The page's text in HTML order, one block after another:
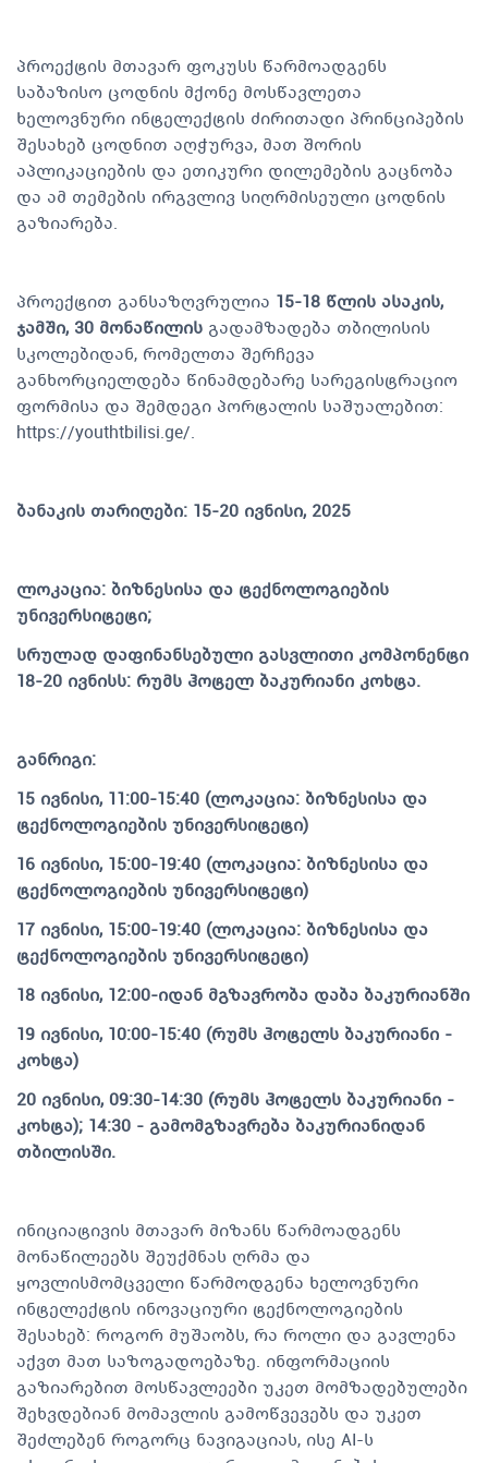
პროექტის მთავარ ფოკუსს წარმოადგენს
საბაზისო ცოდნის მქონე მოსწავლეთა
ხელოვნური ინტელექტის ძირითადი პრინციპების
შესახებ ცოდნით აღჭურვა, მათ შორის
აპლიკაციების და ეთიკური დილემების გაცნობა
და ამ თემების ირგვლივ სიღრმისეული ცოდნის
გაზიარება.
პროექტით განსაზღვრულია 15-18 წლის ასაკის,
ჯამში, 30 მონაწილის გადამზადება თბილისის
სკოლებიდან, რომელთა შერჩევა
განხორციელდება წინამდებარე სარეგისტრაციო
ფორმისა და შემდეგი პორტალის საშუალებით:
https://youthtbilisi.ge/.
ბანაკის თარიღები: 15-20 ივნისი, 2025
ლოკაცია: ბიზნესისა და ტექნოლოგიების
უნივერსიტეტი;
სრულად დაფინანსებული გასვლითი კომპონენტი
18-20 ივნისს: რუმს ჰოტელ ბაკურიანი კოხტა.
განრიგი:
15 ივნისი, 11:00-15:40 (ლოკაცია: ბიზნესისა და
ტექნოლოგიების უნივერსიტეტი)
16 ივნისი, 15:00-19:40 (ლოკაცია: ბიზნესისა და
ტექნოლოგიების უნივერსიტეტი)
17 ივნისი, 15:00-19:40 (ლოკაცია: ბიზნესისა და
ტექნოლოგიების უნივერსიტეტი)
18 ივნისი, 12:00-იდან მგზავრობა დაბა ბაკურიანში
19 ივნისი, 10:00-15:40 (რუმს ჰოტელს ბაკურიანი -
კოხტა)
20 ივნისი, 09:30-14:30 (რუმს ჰოტელს ბაკურიანი -
კოხტა); 14:30 - გამომგზავრება ბაკურიანიდან
თბილისში.
ინიციატივის მთავარ მიზანს წარმოადგენს
მონაწილეებს შეუქმნას ღრმა და
ყოვლისმომცველი წარმოდგენა ხელოვნური
ინტელექტის ინოვაციური ტექნოლოგიების
შესახებ: როგორ მუშაობს, რა როლი და გავლენა
აქვთ მათ საზოგადოებაზე. ინფორმაციის
გაზიარებით მოსწავლეები უკეთ მომზადებულები
შეხვდებიან მომავლის გამოწვევებს და უკეთ
შეძლებენ როგორც ნავიგაციას, ისე AI-ს